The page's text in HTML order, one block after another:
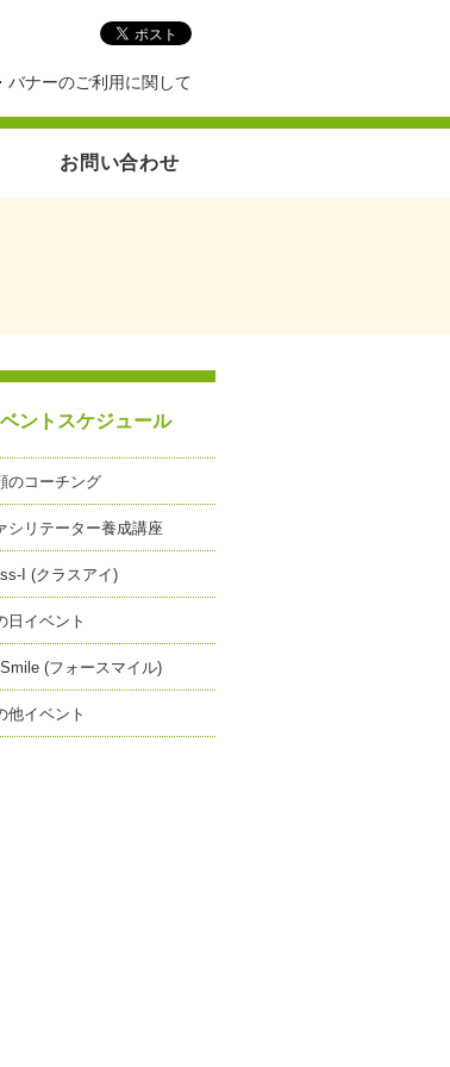
バナーのご利用に関して
お問い合わせ
ントスケジュール
のコーチング
シリテーター養成講座
I (クラスアイ)
日イベント
(フォースマイル)
他イベント